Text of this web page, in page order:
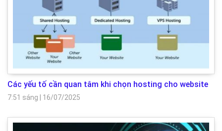
Các yếu tố cần quan tâm khi chọn hosting cho website
7:51 sáng 16/07/2025